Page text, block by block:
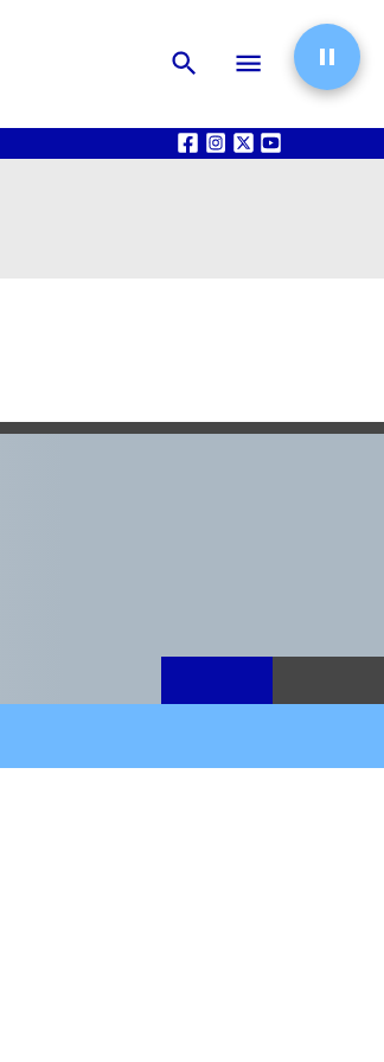
QUIÉNES SOMOS